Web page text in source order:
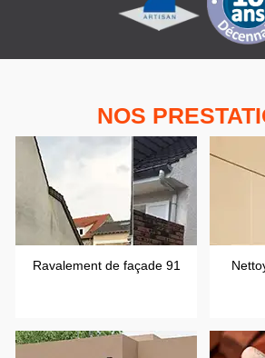
NOS
Ravalement de façade 91